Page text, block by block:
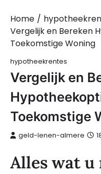
Home
Vergelijk en Bereken
Toekomstige Woning
hypotheekrentes
Vergelijk en
Toekomstige
geld-lenen-almere
Alles wat u